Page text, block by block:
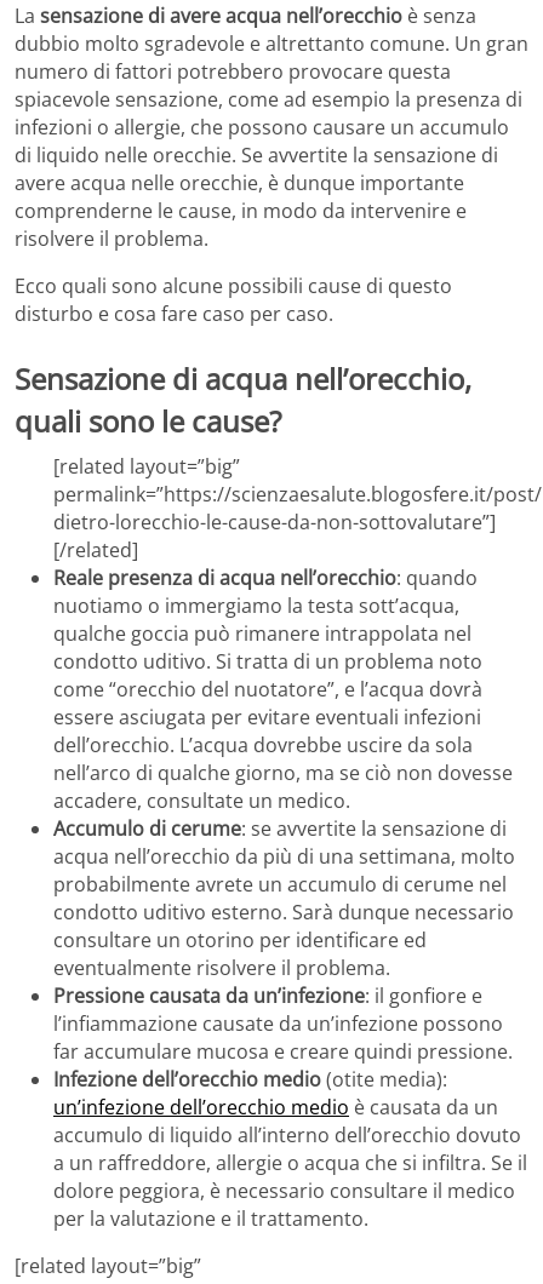
La sensazione di avere acqua nell’orecchio è senza
dubbio molto sgradevole e altrettanto comune. Un gran
numero di fattori potrebbero provocare questa
spiacevole sensazione, come ad esempio la presenza di
infezioni o allergie, che possono causare un accumulo
di liquido nelle orecchie. Se avvertite la sensazione di
avere acqua nelle orecchie, è dunque importante
comprenderne le cause, in modo da intervenire e
risolvere il problema.
Ecco quali sono alcune possibili cause di questo
disturbo e cosa fare caso per caso.
Sensazione di acqua nell’orecchio,
quali sono le cause?
[related layout=”big”
permalink=”https://scienzaesalute.blogosfere.it/
dietro-lorecchio-le-cause-da-non-sottovalutare”]
[/related]
Reale presenza di acqua nell’orecchio: quando
nuotiamo o immergiamo la testa sott’acqua,
qualche goccia può rimanere intrappolata nel
condotto uditivo. Si tratta di un problema noto
come “orecchio del nuotatore”, e l’acqua dovrà
essere asciugata per evitare eventuali infezioni
dell’orecchio. L’acqua dovrebbe uscire da sola
nell’arco di qualche giorno, ma se ciò non dovesse
accadere, consultate un medico.
Accumulo di cerume: se avvertite la sensazione di
acqua nell’orecchio da più di una settimana, molto
probabilmente avrete un accumulo di cerume nel
condotto uditivo esterno. Sarà dunque necessario
consultare un otorino per identificare ed
eventualmente risolvere il problema.
Pressione causata da un’infezione: il gonfiore e
l’infiammazione causate da un’infezione possono
far accumulare mucosa e creare quindi pressione.
Infezione dell’orecchio medio(otite media):
un’infezione dell’orecchio medio è causata da un
accumulo di liquido all’interno dell’orecchio dovuto
a un raffreddore, allergie o acqua che si infiltra. Se il
dolore peggiora, è necessario consultare il medico
per la valutazione e il trattamento.
[related layout=”big”